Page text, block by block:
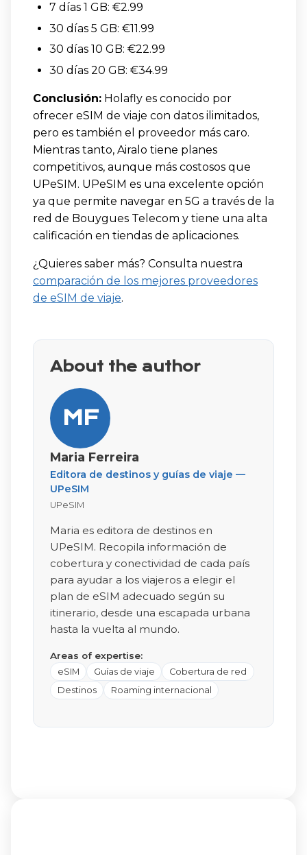
7 días 1 GB: €2.99
30 días 5 GB: €11.99
30 días 10 GB: €22.99
30 días 20 GB: €34.99
Conclusión: Holafly es conocido por
ofrecer eSIM de viaje con datos ilimitados,
pero es también el proveedor más caro.
Mientras tanto, Airalo tiene planes
competitivos, aunque más costosos que
UPeSIM. UPeSIM es una excelente opción
ya que permite navegar en 5G a través de la
red de Bouygues Telecom y tiene una alta
calificación en tiendas de aplicaciones.
¿Quieres saber más? Consulta nuestra
comparación de los mejores proveedores
de eSIM de viaje.
About the author
MF
Maria Ferreira
Editora de destinos y guías de viaje —
UPeSIM
UPeSIM
Maria es editora de destinos en
UPeSIM. Recopila información de
cobertura y conectividad de cada país
para ayudar a los viajeros a elegir el
plan de eSIM adecuado según su
itinerario, desde una escapada urbana
hasta la vuelta al mundo.
Areas of expertise:
eSIM Guías de viaje
Cobertura de red
Destinos
Roaming internacional